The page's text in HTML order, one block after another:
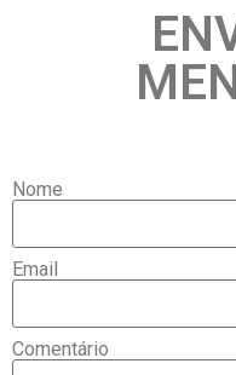
Nome
Email
Comentário